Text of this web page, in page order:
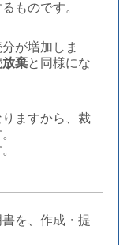
ものです。
が増加しま
棄と同様にな
りますから、裁
を、作成・提